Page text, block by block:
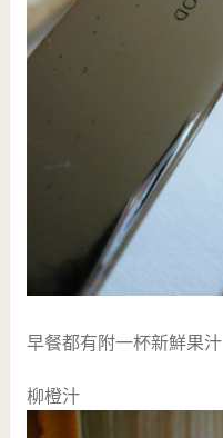
早餐都有附一杯新鮮果汁
柳橙汁